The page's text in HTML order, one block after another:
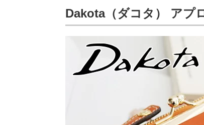
Dakota（ダコタ） アプ